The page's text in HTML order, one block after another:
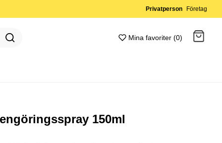
Privatperson Företag
Mina favoriter (0)
150ml